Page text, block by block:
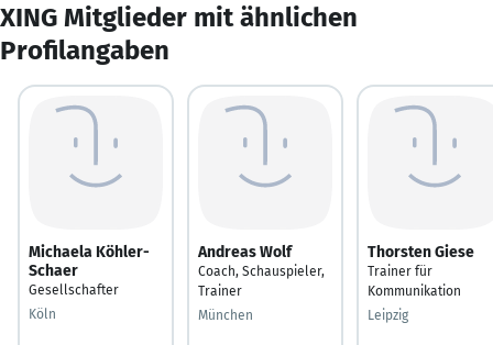
XING Mitglieder mit ähnlichen
Profilangaben
Michaela Köhler-
Schaer
Gesellschafter
Köln
Andreas Wolf
Coach, Schauspieler,
Trainer
München
Thorsten Giese
Trainer für
Kommunikation
Leipzig